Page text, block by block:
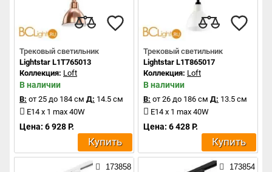
Трековый светильник
Lightstar L1T765013
Коллекция: Loft
В наличии
В: от 25 до 184 см Д: 14.5 см
E14 x 1 max 40W
Цена: 6 928 Р.
Купить
Трековый светильник
Lightstar L1T865017
Коллекция: Loft
В наличии
В: от 26 до 186 см Д: 13.5 см
E14 x 1 max 40W
Цена: 6 428 Р.
Купить
173858 173854